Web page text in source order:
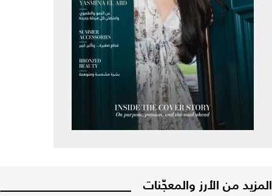
المزيد من الأرز والمعجّنات